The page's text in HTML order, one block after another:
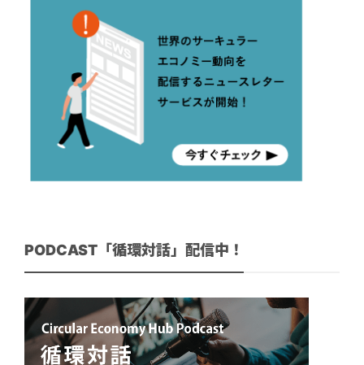
PODCAST「循環対話」配信中！